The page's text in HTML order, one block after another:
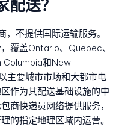
送？
不提供国际运输服务。
覆盖Ontario、Quebec、
和New
主要城市市场和大都市电
作为其配送基础设施的中
商快递员网络提供服务，
的指定地理区域内运营。